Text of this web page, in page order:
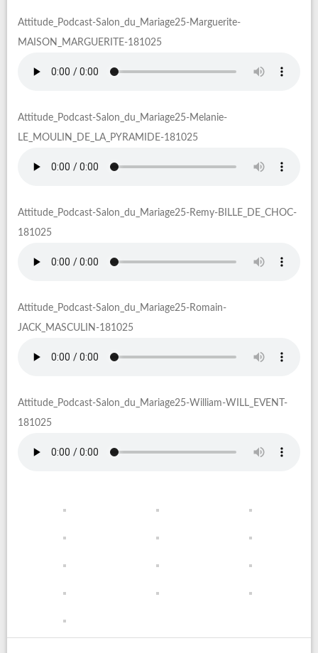
Attitude_Podcast-Salon_du_Mariage25-Marguerite-
MAISON_MARGUERITE-181025
Attitude_Podcast-Salon_du_Mariage25-Melanie-
LE_MOULIN_DE_LA_PYRAMIDE-181025
Attitude_Podcast-Salon_du_Mariage25-Remy-BILLE_DE_CHOC-
181025
Attitude_Podcast-Salon_du_Mariage25-Romain-
JACK_MASCULIN-181025
Attitude_Podcast-Salon_du_Mariage25-William-WILL_EVENT-
181025